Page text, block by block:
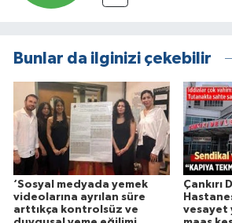
Bunlar da ilginizi çekebilir
‘Sosyal medyada yemek
videolarına ayrılan süre
arttıkça kontrolsüz ve
Çankırı
vesayet